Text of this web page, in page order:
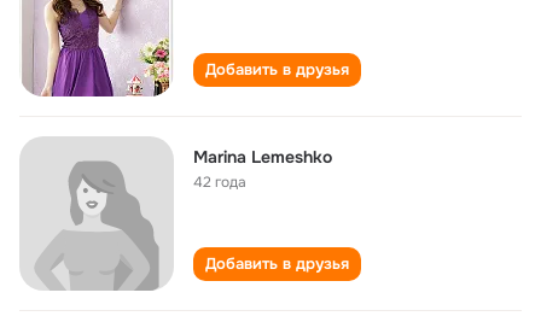
Добавить в друзья
Marina Lemeshko
42 года
Добавить в друзья